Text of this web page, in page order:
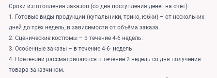
Сроки изготовления заказов (со дня поступления денег на счёт):
1. Готовые виды продукции (купальники, трико, юбки) – от нескольких
дней до трёх недель, в зависимости от объёма заказа.
2. Сценические костюмы – в течение 4-6 недель.
3. Особенные заказы – в течение 4-6- недель.
4. Претензии рассматриваются в течение 2 недель со дня получения
товара заказчиком.